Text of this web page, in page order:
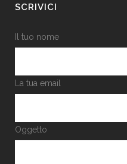
SCRIVICI
Il tuo nome
La tua email
Oggetto